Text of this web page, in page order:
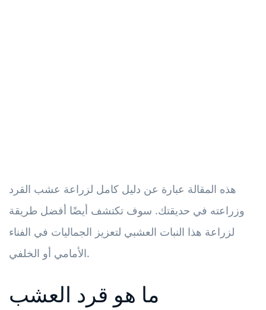
هذه المقالة عبارة عن دليل كامل لزراعة عشب القرد
وزراعته في حديقتك. سوف تكتشف أيضًا أفضل طريقة
لزراعة هذا النبات العشبي لتعزيز الجماليات في الفناء
الأمامي أو الخلفي.
ما هو قرد العشب